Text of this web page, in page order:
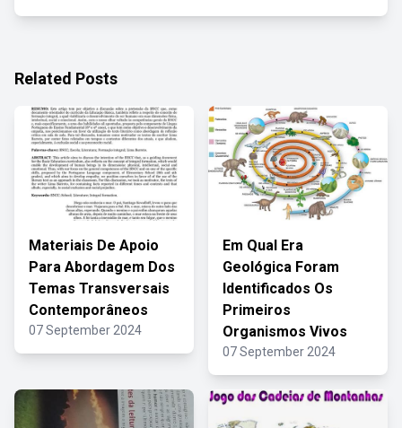
Related Posts
Materiais De Apoio
Para Abordagem Dos
Temas Transversais
Contemporâneos
07 September 2024
Em Qual Era
Geológica Foram
Identificados Os
Primeiros
Organismos Vivos
07 September 2024